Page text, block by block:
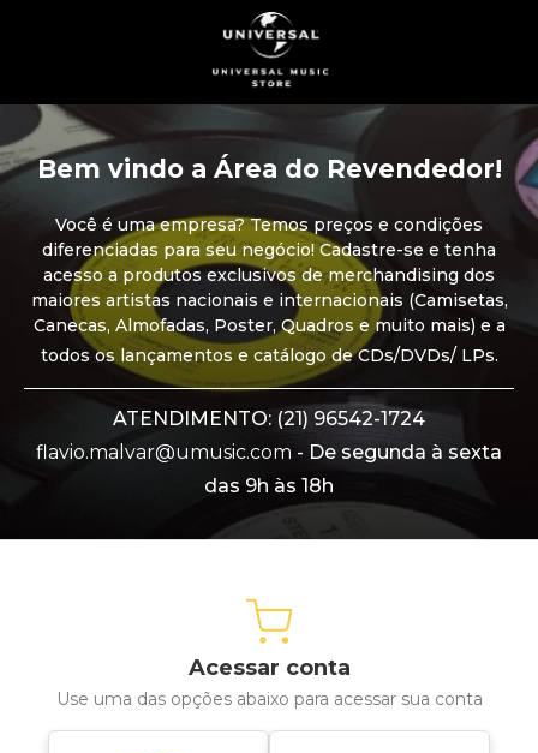
Bem vindo a Área do Revendedor!
Você é uma empresa? Temos preços e condições
diferenciadas para seu negócio! Cadastre-se e tenha
acesso a produtos exclusivos de merchandising dos
maiores artistas nacionais e internacionais (Camisetas,
Canecas, Almofadas, Poster, Quadros e muito mais) e a
todos os lançamentos e catálogo de CDs/DVDs/ LPs.
ATENDIMENTO: (21) 96542-1724
flavio.malvar@umusic.com - De segunda à sexta
das 9h às 18h
Acessar conta
Use uma das opções abaixo para acessar sua conta